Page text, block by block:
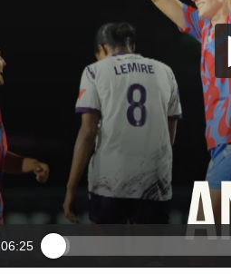
06:25